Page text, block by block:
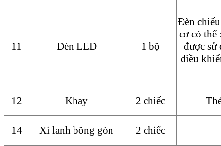
11 Đèn LED 1 bộ
Đèn
cơ có thể
được sử
điều
12 Khay 2 chiếc
14 Xi lanh bông gòn 2 chiếc